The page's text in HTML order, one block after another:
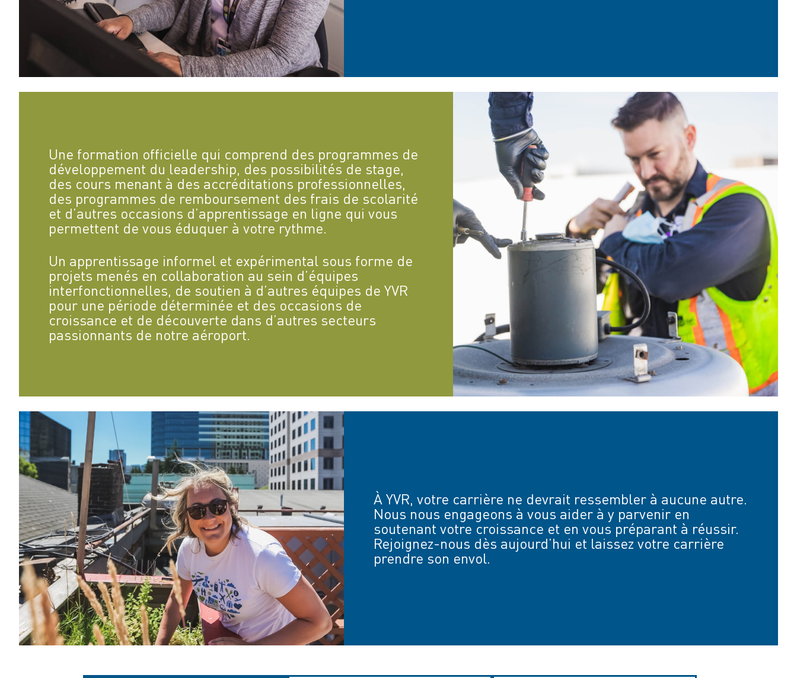
Une formation officielle qui comprend des programmes de
développement du leadership, des possibilités de stage,
des cours menant à des accréditations professionnelles,
des programmes de remboursement des frais de scolarité
et d’autres occasions d’apprentissage en ligne qui vous
permettent de vous éduquer à votre rythme.
Un apprentissage informel et expérimental sous forme de
projets menés en collaboration au sein d’équipes
interfonctionnelles, de soutien à d’autres équipes de YVR
pour une période déterminée et des occasions de
croissance et de découverte dans d’autres secteurs
passionnants de notre aéroport.
À YVR, votre carrière ne devrait ressembler à aucune autre.
Nous nous engageons à vous aider à y parvenir en
soutenant votre croissance et en vous préparant à réussir.
Rejoignez-nous dès aujourd’hui et laissez votre carrière
prendre son envol.